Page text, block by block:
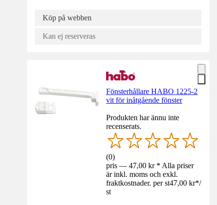
Köp på webben
Kan ej reserveras
Fönsterhållare HABO 1225-2
vit för inåtgående fönster
Produkten har ännu inte
recenserats.
(0)
pris — 47,00 kr * Alla priser
är inkl. moms och exkl.
fraktkostnader. per st47,00 kr*/
st